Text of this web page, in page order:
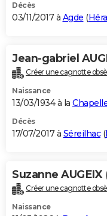
Décès
03/11/2017 à Agde (
Jean-gabriel
Créer une cagnotte
Naissance
13/03/1934 à la
Décès
17/07/2017 à Séreilhac(
Suzanne AUGEIX
Créer une cagnotte
Naissance